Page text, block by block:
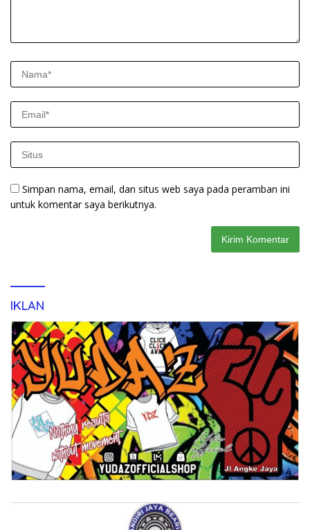
Simpan nama, email, dan situs web saya pada peramban ini
untuk komentar saya berikutnya.
IKLAN